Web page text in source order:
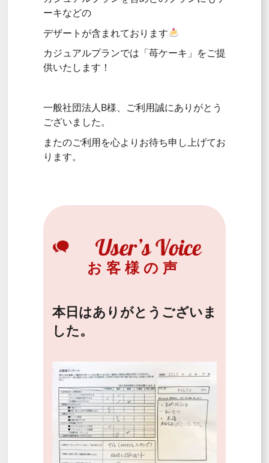
ーキなどの
デザートが含まれております
カジュアルプランでは「苺ケーキ」をご提
供いたします！
一般社団法人B様、ご利用誠にありがとう
ございました。
またのご利用を心よりお待ち申し上げてお
ります。
お客様の声
本日はありがとうございま
した。